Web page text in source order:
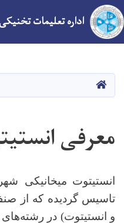
اداره تعلیمات
HOME
معرفی
انستیتوت میخانیکی
تاسیس گردیده که از
و انستیتوت) در رشته‌های